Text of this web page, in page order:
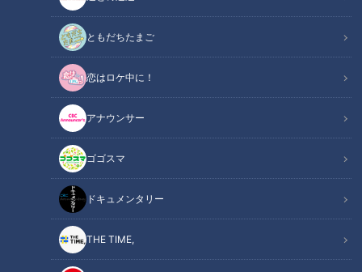
ともだちたまご
恋はロケ中に！
アナウンサー
ゴゴスマ
ドキュメンタリー
THE TIME,
この記事の画像（全5枚）